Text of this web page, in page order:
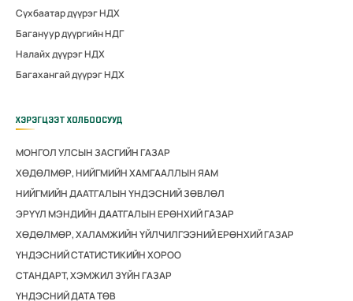
Сүхбаатар дүүрэг НДХ
Багануур дүүргийн НДГ
Налайх дүүрэг НДХ
Багахангай дүүрэг НДХ
ХЭРЭГЦЭЭТ ХОЛБООСУУД
МОНГОЛ УЛСЫН ЗАСГИЙН ГАЗАР
ХӨДӨЛМӨР, НИЙГМИЙН ХАМГААЛЛЫН ЯАМ
НИЙГМИЙН ДААТГАЛЫН ҮНДЭСНИЙ ЗӨВЛӨЛ
ЭРҮҮЛ МЭНДИЙН ДААТГАЛЫН ЕРӨНХИЙ ГАЗАР
ХӨДӨЛМӨР, ХАЛАМЖИЙН ҮЙЛЧИЛГЭЭНИЙ ЕРӨНХИЙ ГАЗАР
ҮНДЭСНИЙ СТАТИСТИКИЙН ХОРОО
СТАНДАРТ, ХЭМЖИЛ ЗҮЙН ГАЗАР
ҮНДЭСНИЙ ДАТА ТӨВ